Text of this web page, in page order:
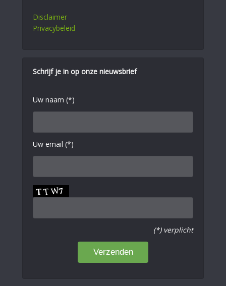
Disclaimer
Privacybeleid
Schrijf je in op onze nieuwsbrief
Uw naam (*)
Uw email (*)
(*) verplicht